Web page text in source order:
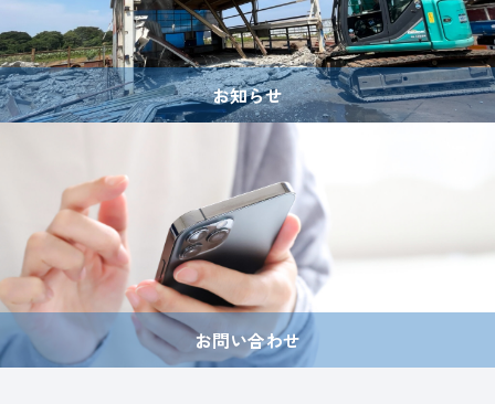
お知らせ
お問い合わせ